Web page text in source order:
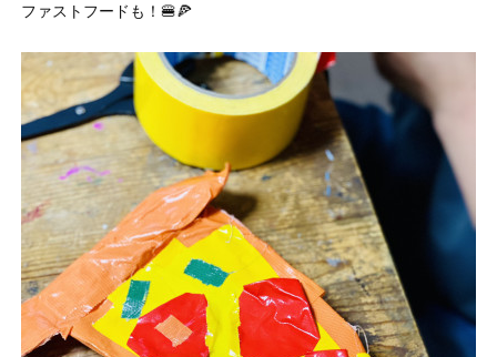
ファストフードも！🍔🍕